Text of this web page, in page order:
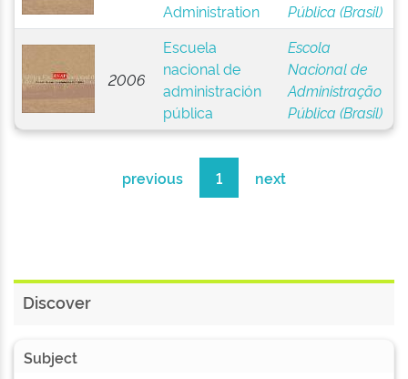
Administration
Pública (Brasil)
2006
Escuela
nacional de
administración
pública
Escola
Nacional de
Administração
Pública (Brasil)
previous 1 next
Discover
Subject